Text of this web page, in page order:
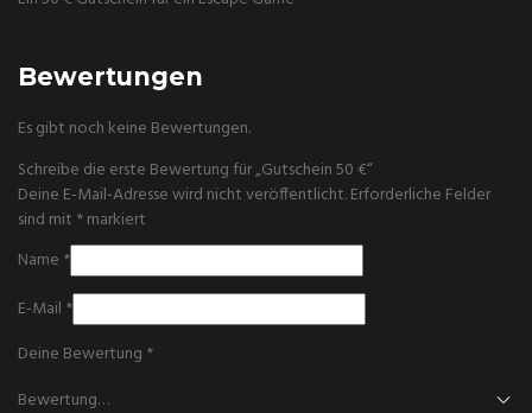
Bewertungen
Es gibt noch keine Bewertungen.
Schreibe die erste Bewertung für „Gutschein 50 €“
Deine E-Mail-Adresse wird nicht veröffentlicht.Erforderliche Felder
sind mit *markiert
Name *
E-Mail *
Deine Bewertung *